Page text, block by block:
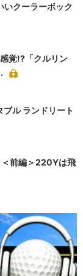
いクーラーボック
覚!?「クルリン
ル ランドリート
＜前編＞220Yは飛